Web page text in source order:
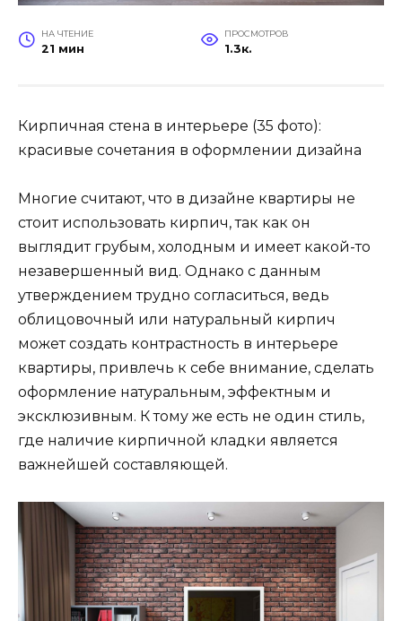
НА ЧТЕНИЕ
21 мин
ПРОСМОТРОВ
1.3к.
Кирпичная стена в интерьере (35 фото):
красивые сочетания в оформлении дизайна
Многие считают, что в дизайне квартиры не
стоит использовать кирпич, так как он
выглядит грубым, холодным и имеет какой-то
незавершенный вид. Однако с данным
утверждением трудно согласиться, ведь
облицовочный или натуральный кирпич
может создать контрастность в интерьере
квартиры, привлечь к себе внимание, сделать
оформление натуральным, эффектным и
эксклюзивным. К тому же есть не один стиль,
где наличие кирпичной кладки является
важнейшей составляющей.